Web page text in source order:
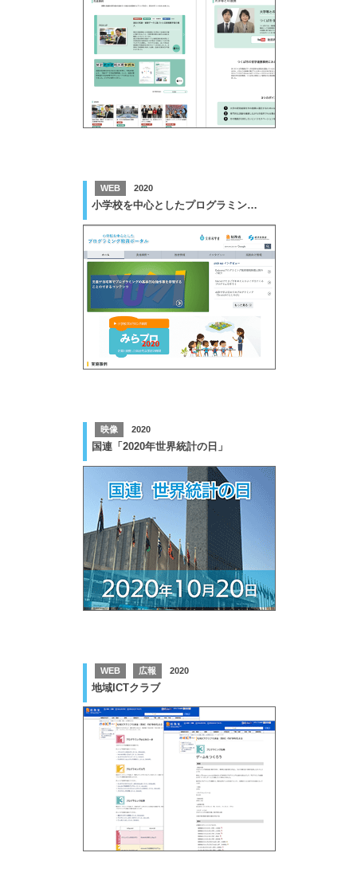
WEB 2020
小学校を中心としたプログラミング教育ポータル
映像 2020
国連「2020年世界統計の日」
WEB 広報 2020
地域ICTクラブ